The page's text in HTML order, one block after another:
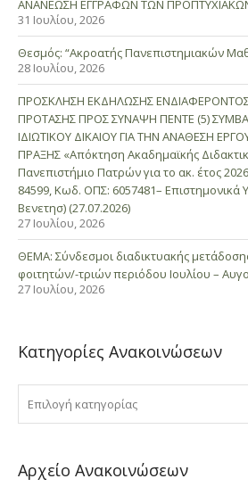
ΑΝΑΝΕΩΣΗ ΕΓΓΡΑΦΩΝ ΤΩΝ
31 Ιουλίου, 2026
Θεσμός: “Ακροατής Πανεπιστημιακών
28 Ιουλίου, 2026
ΠΡΟΣΚΛΗΣΗ ΕΚΔΗΛΩΣΗΣ
ΠΡΟΤΑΣΗΣ ΠΡΟΣ ΣΥΝΑΨΗ ΠΕΝΤΕ (5)
ΙΔΙΩΤΙΚΟΥ ΔΙΚΑΙΟΥ ΓΙΑ ΤΗΝ ΑΝΑΘΕΣΗ
ΠΡΑΞΗΣ «Απόκτηση Ακαδημαϊκής
Πανεπιστήμιο Πατρών για το ακ. έτος
84599, Κωδ. ΟΠΣ: 6057481– Επιστημονικά
Βενετησ) (27.07.2026)
27 Ιουλίου, 2026
ΘΕΜΑ: Σύνδεσμοι διαδικτυακής
φοιτητών/-τριών περιόδου Ιουλίου –
27 Ιουλίου, 2026
Κατηγορίες Ανακοινώσεων
Αρχείο Ανακοινώσεων